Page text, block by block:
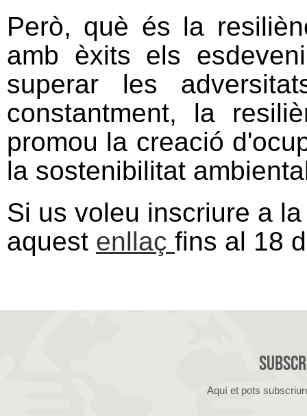
Però, què és la
amb èxits els
superar les
constantment, la
promou la creació
la sostenibilitat
Si us voleu inscriure a
aquest enllaç fins al 18
Aquí et pots